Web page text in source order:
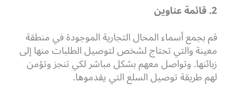
2. قائمة عناوين
قم بجمع أسماء المحال التجارية الموجودة في منطقة
معينة والتي تحتاج لشخص لتوصيل الطلبات منها إلى
زبائنها. وتواصل معهم بشكل مباشر لكي تنجز وتؤمن
لهم طريقة توصيل السلع التي يقدموها.